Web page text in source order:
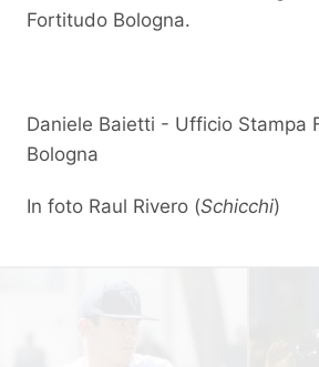
Fortitudo Bologna.
Daniele Baietti - Ufficio Stampa
Bologna
In foto Raul Rivero (Schicchi)